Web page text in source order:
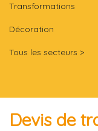
Transformations
Décoration
Tous les secteurs >
Devis de